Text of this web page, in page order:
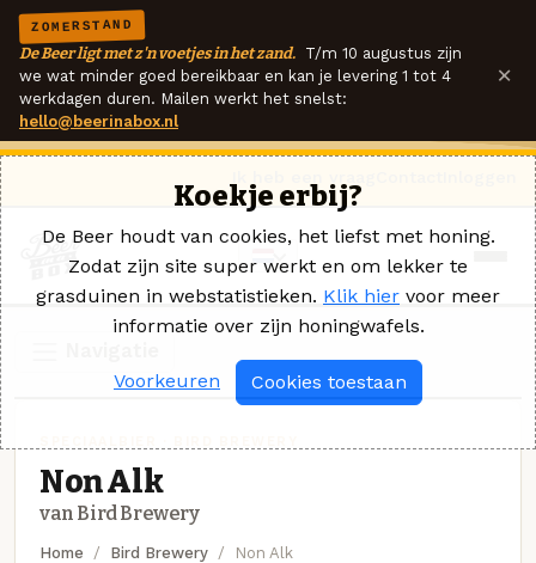
ZOMERSTAND
De Beer ligt met z'n voetjes in het zand. T/m 10 augustus zijn
we wat minder goed bereikbaar en kan je levering 1 tot 4
werkdagen duren. Mailen werkt het snelst:
hello@beerinabox.nl
×
Non Alk
van Bird Brewery
Home Bird Brewery Non Alk
Koekje erbij?
De Beer houdt van cookies, het liefst met honing.
Zodat zijn site super werkt en om lekker te
grasduinen in webstatistieken. Klik hier voor meer
informatie over zijn honingwafels.
Voorkeuren Cookies toestaan